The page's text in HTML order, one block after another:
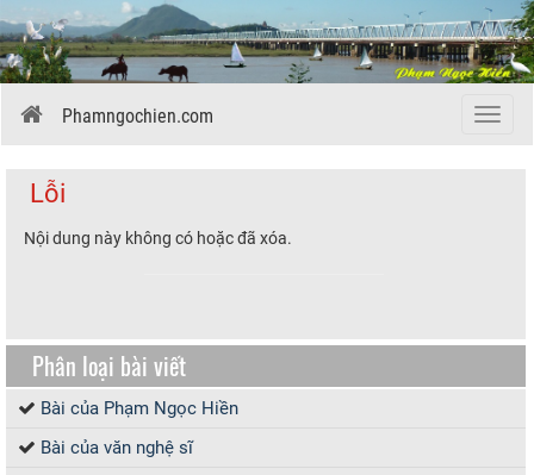
Menu
Phamngochien.com
Lỗi
Nội dung này không có hoặc đã xóa.
Phân loại bài viết
Bài của Phạm Ngọc Hiền
Bài của văn nghệ sĩ